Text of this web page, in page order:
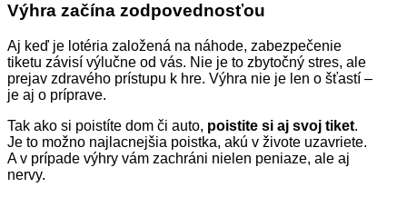
Výhra začína zodpovednosťou
Aj keď je lotéria založená na náhode, zabezpečenie
tiketu závisí výlučne od vás. Nie je to zbytočný stres, ale
prejav zdravého prístupu k hre. Výhra nie je len o šťastí –
je aj o príprave.
Tak ako si poistíte dom či auto, poistite si aj svoj tiket.
Je to možno najlacnejšia poistka, akú v živote uzavriete.
A v prípade výhry vám zachráni nielen peniaze, ale aj
nervy.